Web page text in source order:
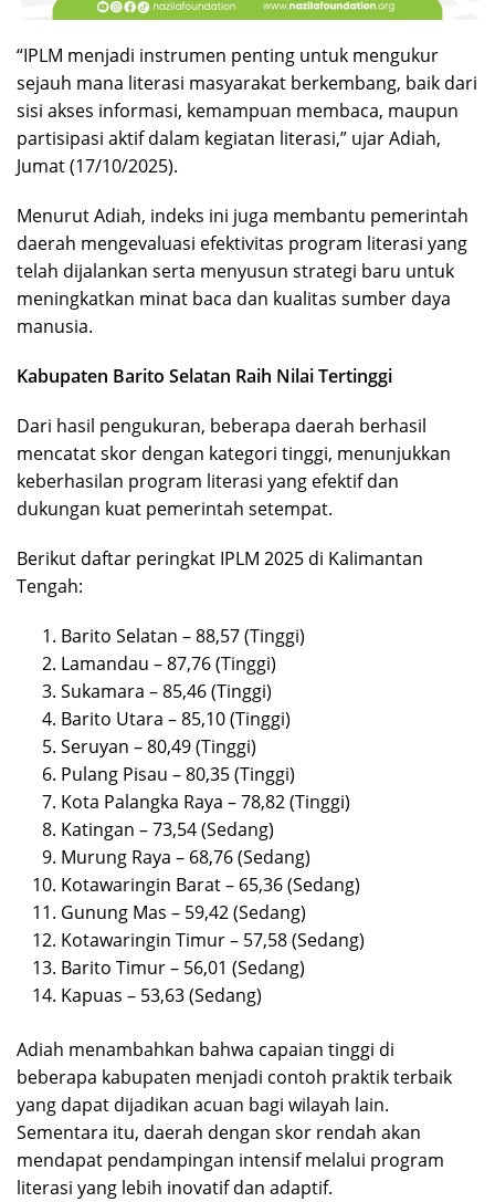
“IPLM menjadi instrumen penting untuk mengukur
sejauh mana literasi masyarakat berkembang, baik dari
sisi akses informasi, kemampuan membaca, maupun
partisipasi aktif dalam kegiatan literasi,” ujar Adiah,
Jumat (17/10/2025).
Menurut Adiah, indeks ini juga membantu pemerintah
daerah mengevaluasi efektivitas program literasi yang
telah dijalankan serta menyusun strategi baru untuk
meningkatkan minat baca dan kualitas sumber daya
manusia.
Kabupaten Barito Selatan Raih Nilai Tertinggi
Dari hasil pengukuran, beberapa daerah berhasil
mencatat skor dengan kategori tinggi, menunjukkan
keberhasilan program literasi yang efektif dan
dukungan kuat pemerintah setempat.
Berikut daftar peringkat IPLM 2025 di Kalimantan
Tengah:
Barito Selatan – 88,57 (Tinggi)
Lamandau – 87,76 (Tinggi)
Sukamara – 85,46 (Tinggi)
Barito Utara – 85,10 (Tinggi)
Seruyan – 80,49 (Tinggi)
Pulang Pisau – 80,35 (Tinggi)
Kota Palangka Raya – 78,82 (Tinggi)
Katingan – 73,54 (Sedang)
Murung Raya – 68,76 (Sedang)
Kotawaringin Barat – 65,36 (Sedang)
Gunung Mas – 59,42 (Sedang)
Kotawaringin Timur – 57,58 (Sedang)
Barito Timur – 56,01 (Sedang)
Kapuas – 53,63 (Sedang)
Adiah menambahkan bahwa capaian tinggi di
beberapa kabupaten menjadi contoh praktik terbaik
yang dapat dijadikan acuan bagi wilayah lain.
Sementara itu, daerah dengan skor rendah akan
mendapat pendampingan intensif melalui program
literasi yang lebih inovatif dan adaptif.